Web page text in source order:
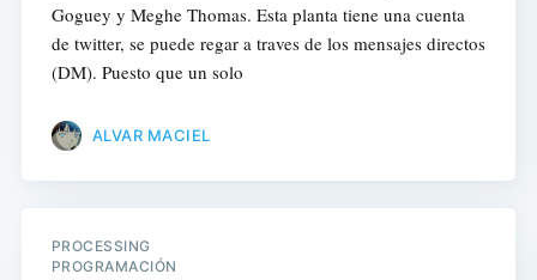
Goguey y Meghe Thomas. Esta planta tiene una cuenta
de twitter, se puede regar a traves de los mensajes directos
(DM). Puesto que un solo
ALVAR MACIEL
PROCESSING
PROGRAMACIÓN